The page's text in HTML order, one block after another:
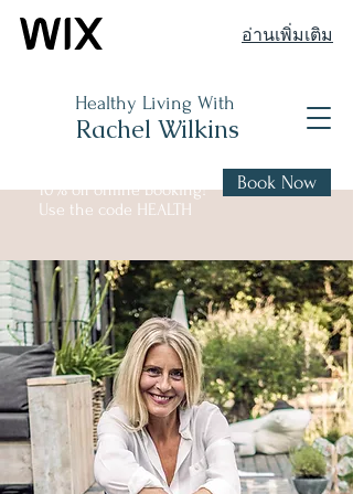
อ่านเพิ่มเติม